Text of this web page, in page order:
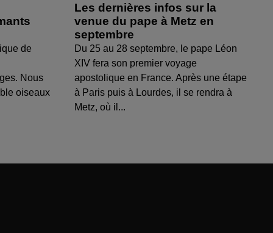
de
Nous
oiseaux
Les dernières infos sur la
venue du pape à Metz en
septembre
Du 25 au 28 septembre, le pape Léon
XIV fera son premier voyage
apostolique en France. Après une étape
à Paris puis à Lourdes, il se rendra à
Metz, où il...